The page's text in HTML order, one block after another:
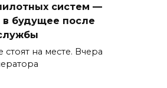
систем —
в будущее после
стоят на месте. Вчера